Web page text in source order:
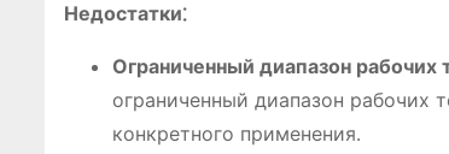
Недостатки⁚
Ограниченный диапазон рабочих
ограниченный диапазон рабочих
конкретного применения․